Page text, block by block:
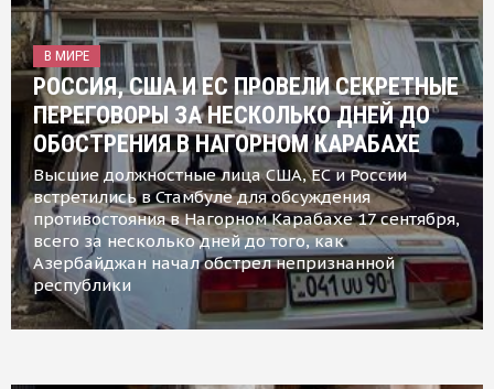
В МИРЕ
РОССИЯ, США И ЕС ПРОВЕЛИ СЕКРЕТНЫЕ
ПЕРЕГОВОРЫ ЗА НЕСКОЛЬКО ДНЕЙ ДО
ОБОСТРЕНИЯ В НАГОРНОМ КАРАБАХЕ
Высшие должностные лица США, ЕС и России
встретились в Стамбуле для обсуждения
противостояния в Нагорном Карабахе 17 сентября,
всего за несколько дней до того, как
Азербайджан начал обстрел непризнанной
республики